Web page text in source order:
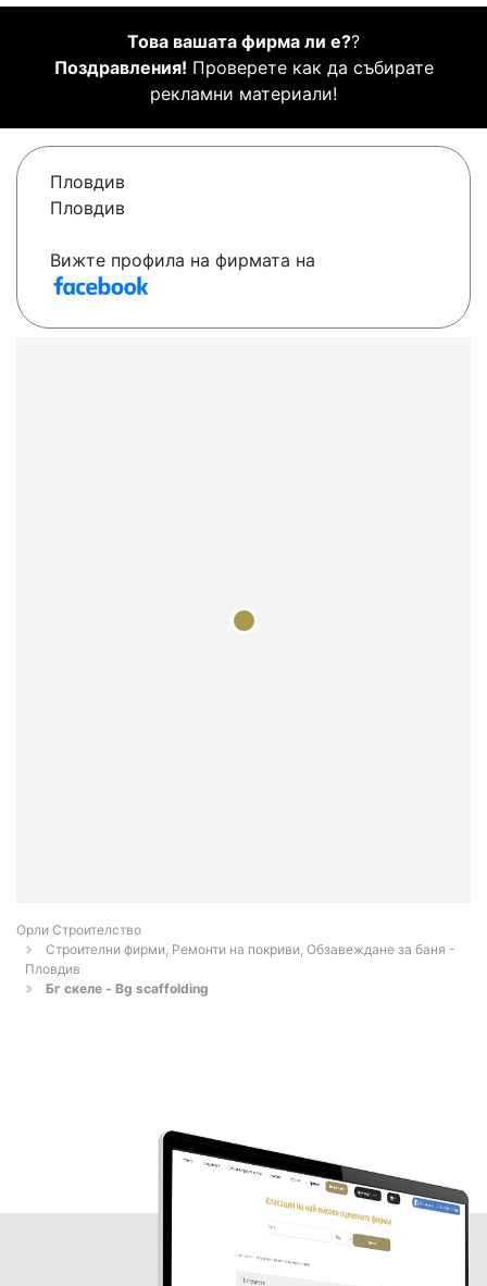
Това вашата фирма ли е??
Поздравления! Проверете как да събирате
рекламни материали!
Пловдив
Пловдив
Вижте профила на фирмата на
Орли Строителство
Строителни фирми, Ремонти на покриви, Обзавеждане за баня -
Пловдив
Бг скеле - Bg scaffolding